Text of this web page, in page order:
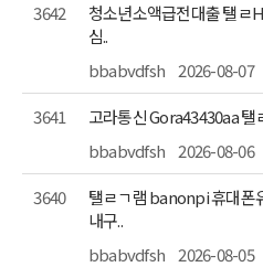
3642
심..
bbabvdfsh 2026-08-07
3641
고라통신 Gora43430aa 탤
bbabvdfsh 2026-08-06
3640
내구..
bbabvdfsh 2026-08-05